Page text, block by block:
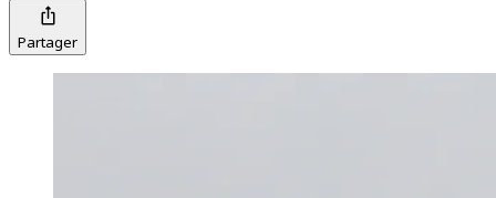
Partager